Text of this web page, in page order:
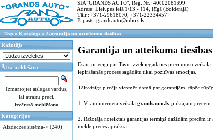
SIA "GRANDS AUTO", Reģ. Nr.: 40002081699
Adrese: Lielupes ielā 1/13 - 114, Rīgā (Bolderajā)
Tālr.: +371-29618070, +371-22334457
E-pasts: grandsauto@inbox.lv
Top » Katalogs » Garantija un atteikuma tiesības
Garantija un atteikuma tiesības
Esam priecīgi par Tavu izvēli iegādāties preci mūsu
iepirkšanās process sagādātu tikai pozitīvas emocijas.
Tālredzīgs pircējs vienmēr domā par garantijām, tāpēc
1. Visām interneta veikalā grandsauto.lv pirktajām precēm
2. Ražotāja noteiktais garantijas termiņš dažādām precēm
meklē preces aprakstā .
Ražotājs
Ātrā meklēšana
Izmantojiet atslēgas vārdus,
lai atrastu preci.
Izvērstā meklēšana
Kategorijas
Aizdedzes sistēma-> (240)